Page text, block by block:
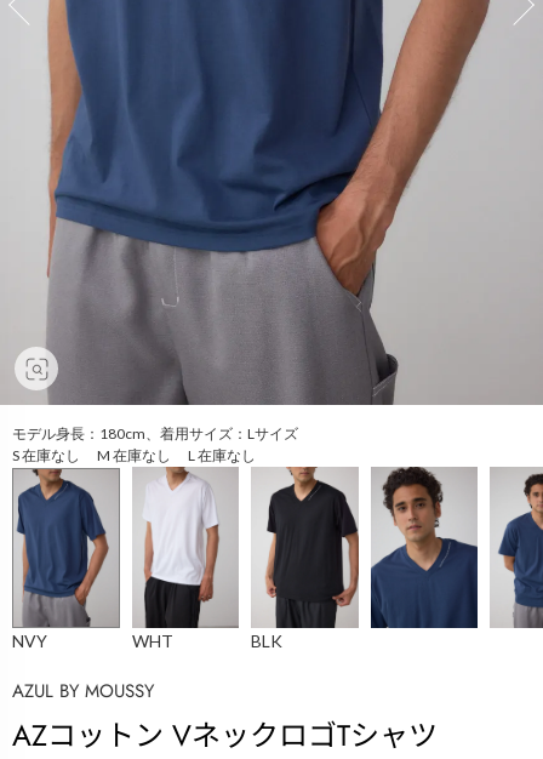
モデル身長：180cm、着用サイズ：Lサイズ
S 在庫なし M 在庫なし L 在庫なし
NVY WHT BLK
AZUL BY MOUSSY
AZコットン VネックロゴTシャツ